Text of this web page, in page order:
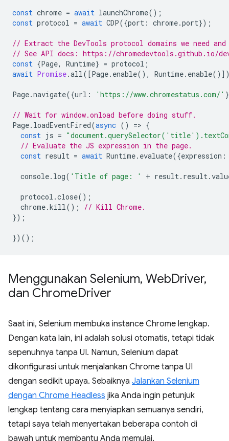
const chrome = await launchChrome();
const protocol = await CDP({port : chrome.port});
// Extract the DevTools protocol domains we need and
// See API docs: https://chromedevtools.github.io/
const {Page, Runtime} = protocol ;
await Promise.all([Page. enable(), Runtime. enable
Page.navigate({url : 'https://www.chromestatus.com/'
// Wait for window.onload before doing stuff.
Page. loadEventFired(async () => {
const js =
// Evaluate the JS expression in the page.
const result = await Runtime. evaluate({expression :
console. log( 'Title of page: ' + result. result.
protocol .close();
chrome.kill();
// Kill Chrome.
});
})();
Menggunakan Selenium, WebDriver,
dan ChromeDriver
Saat ini, Selenium membuka instance Chrome lengkap.
Dengan kata lain, ini adalah solusi otomatis, tetapi tidak
sepenuhnya tanpa UI. Namun, Selenium dapat
dikonfigurasi untuk menjalankan Chrome tanpa UI
dengan sedikit upaya. Sebaiknya Jalankan Selenium
dengan Chrome Headless jika Anda ingin petunjuk
lengkap tentang cara menyiapkan semuanya sendiri,
tetapi saya telah menyertakan beberapa contoh di
bawah untuk membantu Anda memulai.